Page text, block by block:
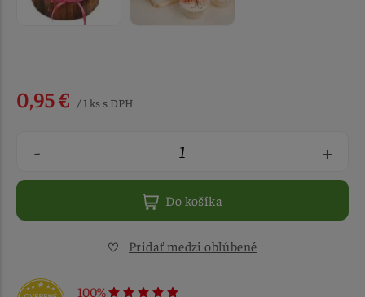
0,95 € / 1 ks s DPH
- +
Do košíka
Pridať medzi obľúbené
100%